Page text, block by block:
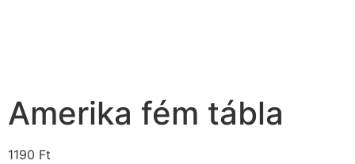
Amerika fém tábla
1190 Ft